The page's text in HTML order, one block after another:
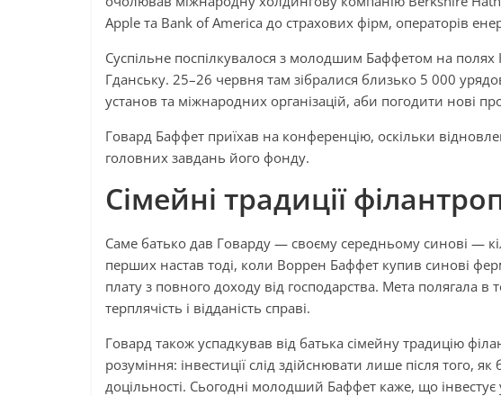
Apple та Bank of America до страхових фірм, операторів
Суспільне поспілкувалося з молодшим Баффетом на полях
Гданську. 25–26 червня там зібралися близько 5 000
установ та міжнародних організацій, аби погодити нові
Говард Баффет приїхав на конференцію, оскільки
головних завдань його фонду.
Сімейні традиції
Саме батько дав Говарду — своєму середньому синові —
перших настав тоді, коли Воррен Баффет купив синові
плату з повного доходу від господарства. Мета полягала
терплячість і відданість справі.
Говард також успадкував від батька сімейну традицію
розуміння: інвестиції слід здійснювати лише після того,
доцільності. Сьогодні молодший Баффет каже, що інвестує